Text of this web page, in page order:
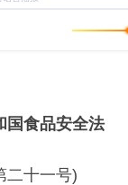
国食品安全法
二十一号)